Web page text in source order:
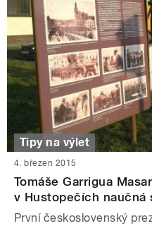
Tipy na výlet
4. březen 2015
Tomáše Garrigua
v Hustopečích naučná
První československý